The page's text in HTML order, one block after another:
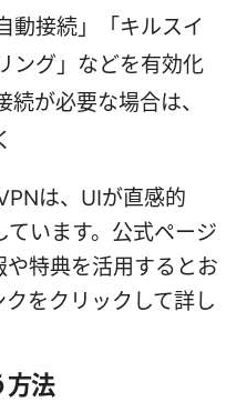
動接続」「キルスイ
ング」などを有効化
が必要な場合は、
は、UIが直感的
います。公式ページ
特典を活用するとお
をクリックして詳し
法